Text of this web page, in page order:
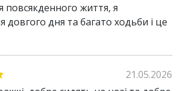
дбають про комфорт і здоров’я
платформа підтримує стопу у
положенні та рівномірно
навантаження, запобігаючи втомі
повсякденного життя, я
довгого дня та багато ходьби і це
21.05.2026